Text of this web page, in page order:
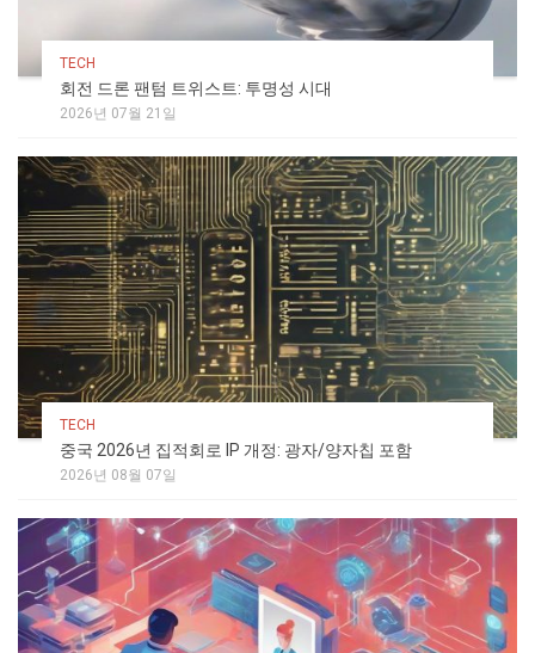
TECH
회전 드론 팬텀 트위스트: 투명성 시대
2026년 07월 21일
TECH
중국 2026년 집적회로 IP 개정: 광자/양자칩 포함
2026년 08월 07일